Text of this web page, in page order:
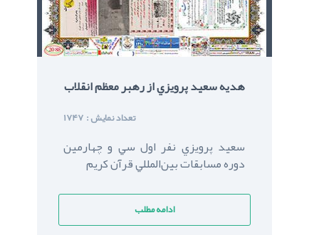
هديه‌‌ سعيد پرويزي از رهبر معظم انقلاب
1747 : تعداد نمایش
سعيد پرويزي نفر اول سي‌ و چهارمين
دوره مسابقات بين‌المللي قرآن کريم
ادامه مطلب